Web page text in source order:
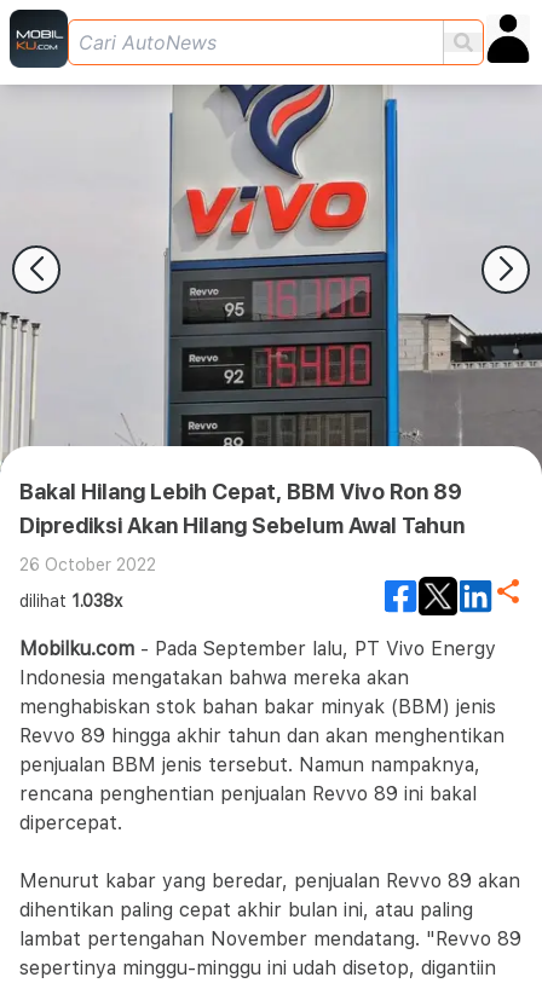
Bakal Hilang Lebih Cepat, BBM Vivo Ron 89
Diprediksi Akan Hilang Sebelum Awal Tahun
26 October 2022
dilihat 1.038x
Mobilku.com - Pada September lalu, PT Vivo Energy
Indonesia mengatakan bahwa mereka akan
menghabiskan stok bahan bakar minyak (BBM) jenis
Revvo 89 hingga akhir tahun dan akan menghentikan
penjualan BBM jenis tersebut. Namun nampaknya,
rencana penghentian penjualan Revvo 89 ini bakal
dipercepat.
Menurut kabar yang beredar, penjualan Revvo 89 akan
dihentikan paling cepat akhir bulan ini, atau paling
lambat pertengahan November mendatang. "Revvo 89
sepertinya minggu-minggu ini udah disetop, digantiin